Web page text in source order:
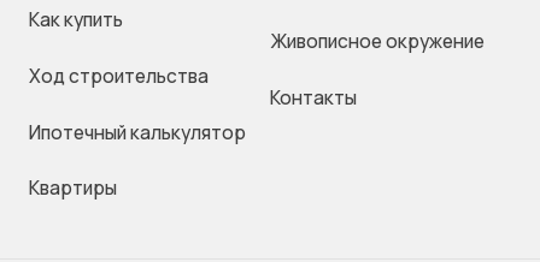
Как купить
Ход строительства
Ипотечный калькулятор
Квартиры
Живописное окружение
Контакты